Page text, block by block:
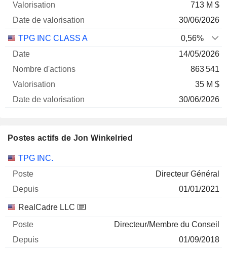
713 M $
30/06/2026
TPG INC CLASS A
0,56%
14/05/2026
863 541
35 M $
30/06/2026
Postes actifs de Jon Winkelried
Sociétés Poste
TPG INC.
Directeur Général
01/01/2021
RealCadre LLC
Directeur/Membre du Conseil
01/09/2018